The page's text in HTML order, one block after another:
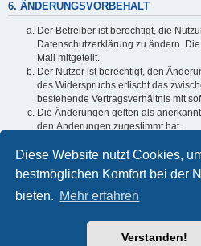
Diese Website nutzt Cookies,
bestmöglichen Komfort bei der
bieten. Mehr erfahren
Verstanden!
6. ÄNDERUNGSVORBEHALT
Der Betreiber ist berechtigt, die
Datenschutzerklärung zu ändern.
Mail mitgeteilt.
Der Nutzer ist berechtigt, den
des Widerspruchs erlischt das
bestehende Vertragsverhältnis mit
Die Änderungen gelten als
den Änderungen zugestimmt hat.
Informationen über den Umgang mit
sind in der Datenschutzerklärung
Powered byphpBB® Forum